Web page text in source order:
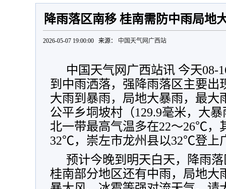
降雨落区南移 桂南需防中雨局地
2026-05-07 19:00:00 来源： 中国天气网广西站
中国天气网广西站讯 今天08-
到中雨洒落，强降雨落区主要出
大雨到暴雨，局地大暴雨，最大
公平乡垌坡村（129.9毫米，大
北一带最高气温多在22～26℃，
32℃，崇左市龙州县以32℃登上
预计今晚到明天白天，降雨
桂南部分地区还有中雨，局地大